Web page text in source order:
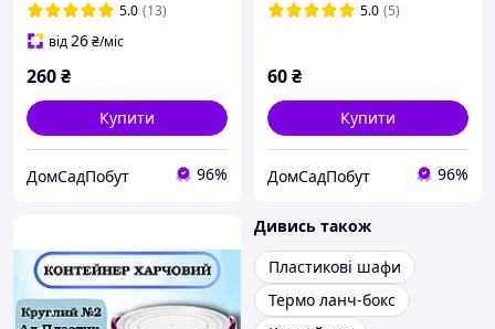
5.0 (13)
від26₴/міс
260₴
Купити
ДомСадПобут 96%
5.0 (5)
60₴
Купити
ДомСадПобут 96%
Дивись також
Пластикові шафи
Термо ланч-бокс